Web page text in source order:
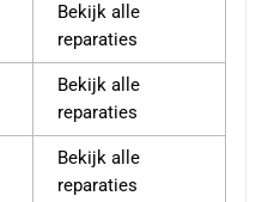
Bekijk alle
reparaties
Bekijk alle
reparaties
Bekijk alle
reparaties